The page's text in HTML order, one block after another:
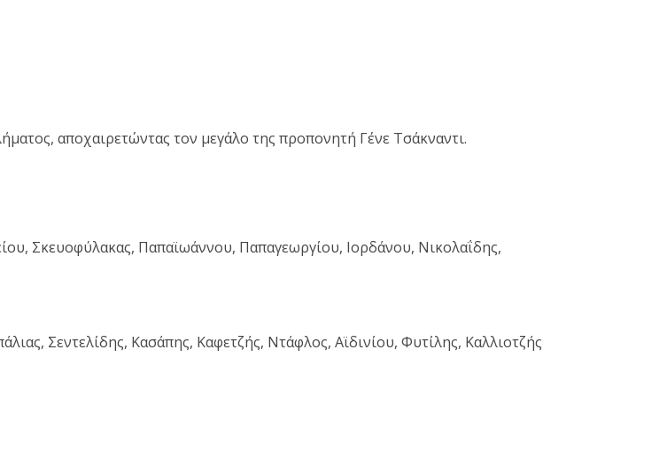
αποχαιρετώντας τον μεγάλο της προπονητή Γένε Τσάκναντι.
Σκευοφύλακας, Παπαϊωάννου, Παπαγεωργίου, Ιορδάνου, Νικολαΐδης,
Σεντελίδης, Κασάπης, Καφετζής, Ντάφλος, Αϊδινίου, Φυτίλης, Καλλιοτζής